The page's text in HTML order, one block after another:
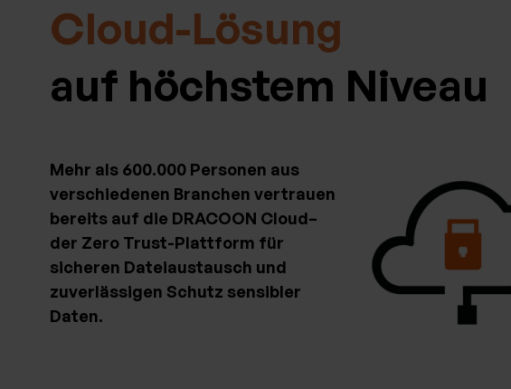
Cloud-Lösung
auf höchstem Niveau
Mehr als 600.000 Personen aus
verschiedenen Branchen vertrauen
bereits auf die DRACOON Cloud–
der Zero Trust-Plattform für
sicheren Dateiaustausch und
zuverlässigen Schutz sensibler
Daten.